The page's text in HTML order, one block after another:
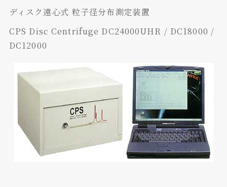
ディスク遠心式 粒子径分布測定装置
CPS Disc Centrifuge DC24000UHR / DC18000 /
DC12000